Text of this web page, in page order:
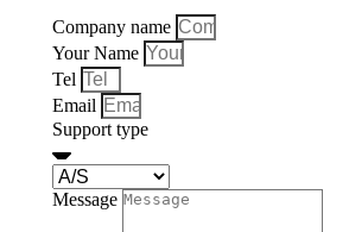
Company name
Your Name
Tel
Email
Support type
Message